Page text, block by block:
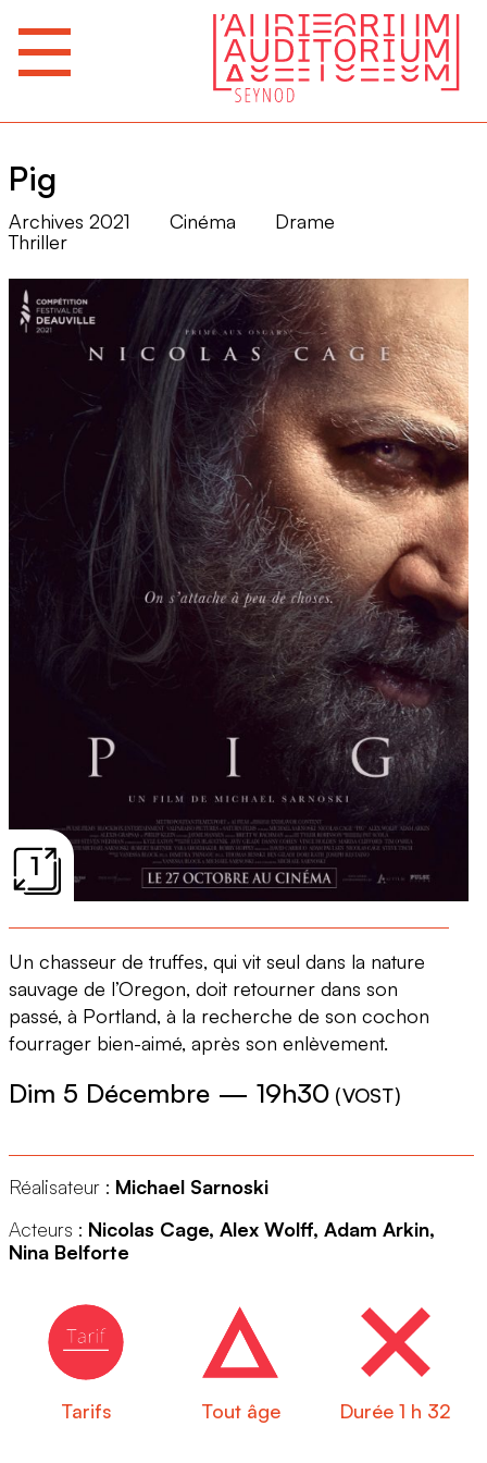
Pig
Archives 2021 Cinéma
Drame
Thriller
1
Un chasseur de truffes, qui vit seul dans la nature
sauvage de l’Oregon, doit retourner dans son
passé, à Portland, à la recherche de son cochon
fourrager bien-aimé, après son enlèvement.
Dim 5 Décembre — 19h30 (VOST)
Réalisateur : Michael Sarnoski
Acteurs : Nicolas Cage, Alex Wolff, Adam Arkin,
Nina Belforte
Tarifs Tout âge Durée 1 h 32